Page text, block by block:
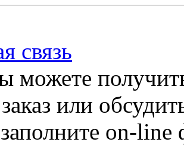
связь
можете
или
on-